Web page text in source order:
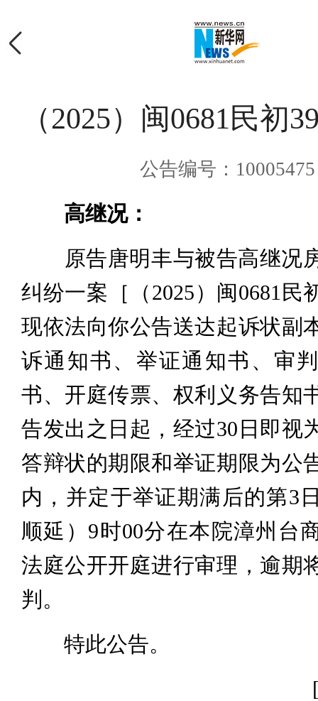
（2025）闽0681民初
公告编号：10005475
高继况：
原告唐明丰与被告高继况
纠纷一案［（2025）闽0681民
现依法向你公告送达起诉状副
诉通知书、举证通知书、审
书、开庭传票、权利义务告知
告发出之日起，经过30日即视
答辩状的期限和举证期限为公
内，并定于举证期满后的第3
顺延）9时00分在本院漳州台
法庭公开开庭进行审理，逾期
判。
特此公告。
[福建]漳